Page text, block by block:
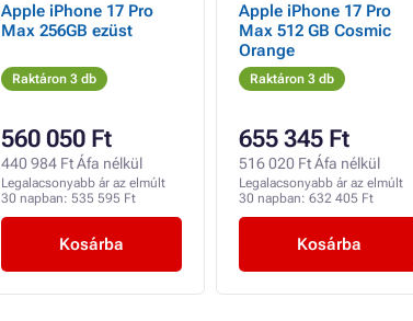
Apple iPhone 17 Pro
Max 256GB ezüst
Raktáron 3 db
560 050 Ft
440 984 Ft Áfa nélkül
Legalacsonyabb ár az elmúlt
30 napban: 535 595 Ft
Kosárba
Apple iPhone 17 Pro
Max 512 GB Cosmic
Orange
Raktáron 3 db
655 345 Ft
516 020 Ft Áfa nélkül
Legalacsonyabb ár az elmúlt
30 napban: 632 405 Ft
Kosárba